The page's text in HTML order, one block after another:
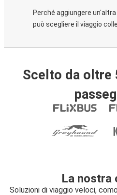
Perché aggiungere
può scegliere il viaggio
Scelto da oltre
La nostra
Soluzioni di viaggio veloci,